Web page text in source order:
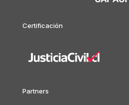
Certificación
Partners